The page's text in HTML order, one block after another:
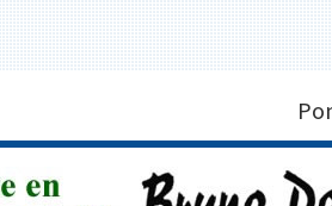
À CHALEUR